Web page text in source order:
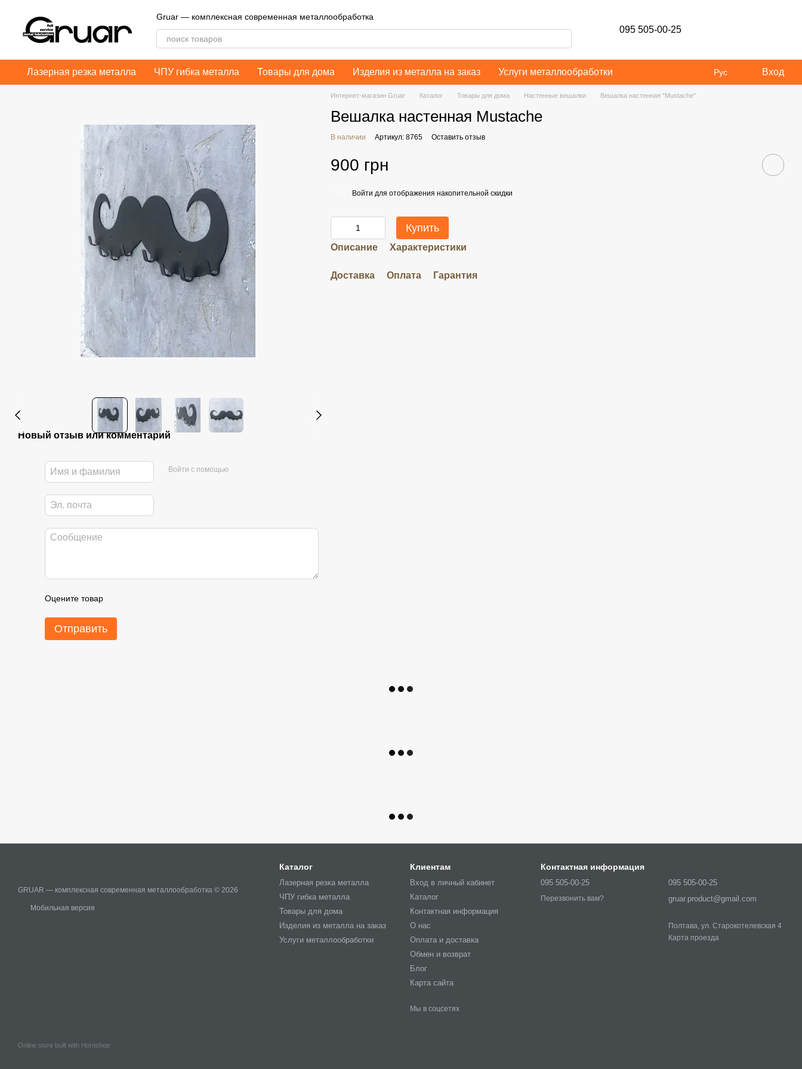
Gruar — комплексная современная металлообработка
095 505-00-25
Лазерная резка металла ЧПУ гибка металла Товары для дома Изделия из металла на заказ Услуги металлообработки Рус Вход
Новый отзыв или комментарий
Войти с помощью
Оцените товар
Отправить
Интернет-магазин Gruar Каталог Товары для дома Настенные вешалки Вешалка настенная "Mustache"
Вешалка настенная Mustache
В наличии Артикул: 8765 Оставить отзыв
900 грн
Войти для отображения накопительной скидки
Купить
Описание Характеристики
Доставка Оплата Гарантия
GRUAR — комплексная современная металлообработка © 2026
Мобильная версия
Online store built with Horoshop
Каталог
Лазерная резка металла
ЧПУ гибка металла
Товары для дома
Изделия из металла на заказ
Услуги металлообработки
Клиентам
Вход в личный кабинет
Каталог
Контактная информация
О нас
Оплата и доставка
Обмен и возврат
Блог
Карта сайта
Мы в соцсетях
Контактная информация
095 505-00-25
Перезвонить вам?
095 505-00-25
gruar.product@gmail.com
Полтава, ул. Старокотелевская 4
Карта проезда